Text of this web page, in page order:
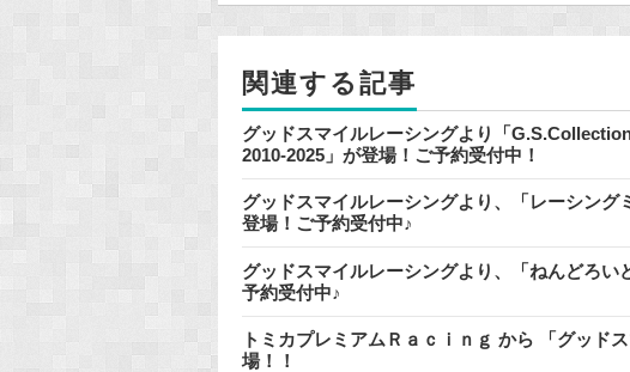
k
関連する記事
グッドスマイルレーシングより「
2010-2025」が登場！ご予約受付中！
グッドスマイルレーシングより、「レーシング
登場！ご予約受付中♪
グッドスマイルレーシングより、「ねんどろい
予約受付中♪
トミカプレミアムＲａｃｉｎｇ から 「グッド
場！！